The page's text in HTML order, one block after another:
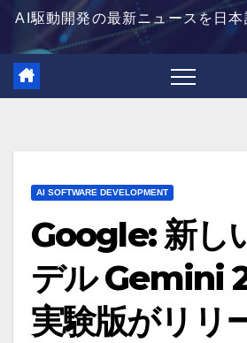
AI駆動開発の最新ニュースを日本
AI SOFTWARE DEVELOPMENT
Google: 新し
デル Gemini
実験版がリリ